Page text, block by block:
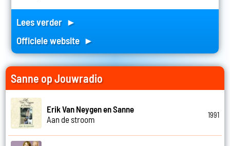
Lees verder ►
Officiele website ►
Sanne op Jouwradio
Erik Van Neygen en Sanne
Aan de stroom
1991